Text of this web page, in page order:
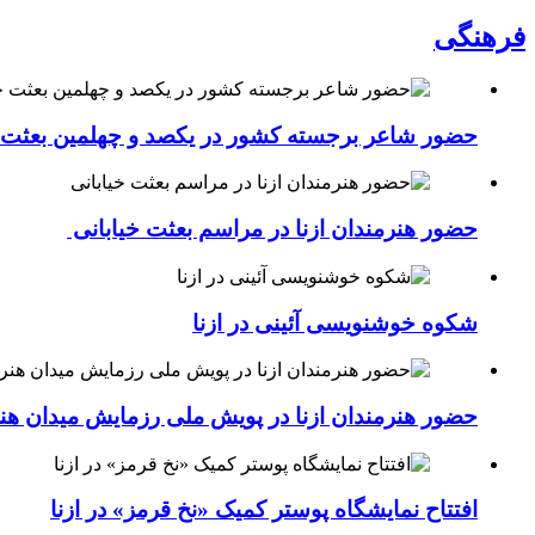
فرهنگی
حضور شاعر برجسته کشور در یکصد و چهلمین بعثت
حضور هنرمندان ازنا در مراسم بعثت خیابانی
شکوه خوشنویسی آئینی در ازنا
حضور هنرمندان ازنا در پویش ملی رزمایش میدان
افتتاح نمایشگاه پوستر کمیک «نخ قرمز» در ازنا